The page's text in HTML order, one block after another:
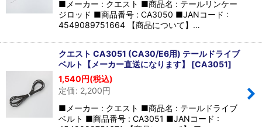
■メーカー : クエスト ■商品名 : テールリンケー
ジロッド ■商品番号 : CA3050 ■JANコード :
4549089751664 【商品について】…
クエスト CA3051 (CA30/E6用) テールドライブ
ベルト【メーカー直送になります】
[CA3051]
1,540円(税込)
定価: 2,200円
■メーカー : クエスト ■商品名 : テールドライブ
ベルト ■商品番号 : CA3051 ■JANコード :